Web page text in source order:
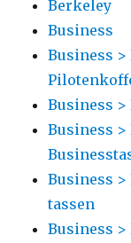
Berkeley
Business
Business
Business >
Business >
Business >
tassen
Business >